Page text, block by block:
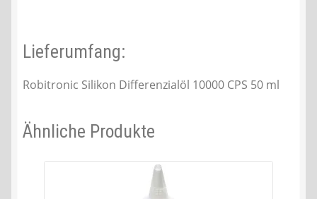
Lieferumfang:
Robitronic Silikon Differenzialöl 10000 CPS 50 ml
Ähnliche Produkte